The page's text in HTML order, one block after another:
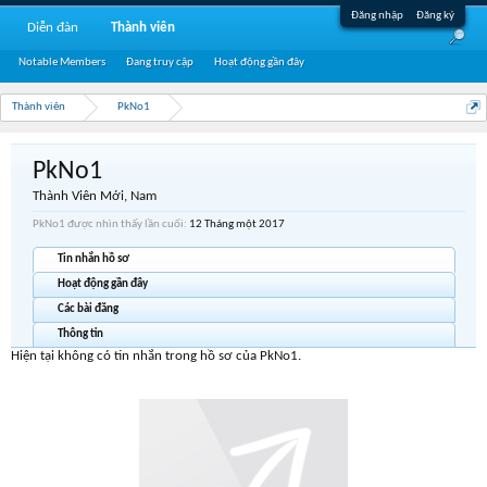
Đăng nhập Đăng ký
Thành viên PkNo1
PkNo1
Thành Viên Mới, Nam
PkNo1 được nhìn thấy lần cuối: 12 Tháng một 2017
Tin nhắn hồ sơ
Hoạt động gần đây
Các bài đăng
Thông tin
Hiện tại không có tin nhắn trong hồ sơ của PkNo1.
Diễn đàn Thành viên
Notable Members Đang truy cập Hoạt động gần đây